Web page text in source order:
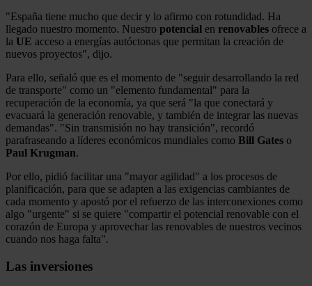
"España tiene mucho que decir y lo afirmo con rotundidad. Ha
llegado nuestro momento. Nuestro potencial en renovables ofrece a
la UE acceso a energías autóctonas que permitan la creación de
nuevos proyectos", dijo.
Para ello, señaló que es el momento de "seguir desarrollando la red
de transporte" como un "elemento fundamental" para la
recuperación de la economía, ya que será "la que conectará y
evacuará la generación renovable, y también de integrar las nuevas
demandas". "Sin transmisión no hay transición", recordó
parafraseando a líderes económicos mundiales como Bill Gates o
Paul Krugman.
Por ello, pidió facilitar una "mayor agilidad" a los procesos de
planificación, para que se adapten a las exigencias cambiantes de
cada momento y apostó por el refuerzo de las interconexiones como
algo "urgente" si se quiere "compartir el potencial renovable con el
corazón de Europa y aprovechar las renovables de nuestros vecinos
cuando nos haga falta".
Las inversiones